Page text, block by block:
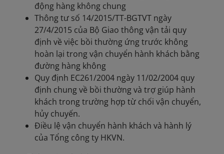
động hàng không chung
Thông tư số 14/2015/TT-BGTVT ngày
27/4/2015 của Bộ Giao thông vận tải quy
định về việc bồi thường ứng trước không
hoàn lại trong vận chuyển hành khách bằng
đường hàng không
Quy định EC261/2004 ngày 11/02/2004 quy
định chung về bồi thường và trợ giúp hành
khách trong trường hợp từ chối vận chuyển,
hủy chuyến.
Điều lệ vận chuyển hành khách và hành lý
của Tổng công ty HKVN.